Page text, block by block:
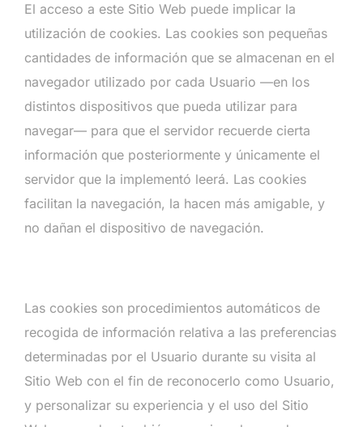
El acceso a este Sitio Web puede implicar la
utilización de cookies. Las cookies son pequeñas
cantidades de información que se almacenan en el
navegador utilizado por cada Usuario —en los
distintos dispositivos que pueda utilizar para
navegar— para que el servidor recuerde cierta
información que posteriormente y únicamente el
servidor que la implementó leerá. Las cookies
facilitan la navegación, la hacen más amigable, y
no dañan el dispositivo de navegación.
Las cookies son procedimientos automáticos de
recogida de información relativa a las preferencias
determinadas por el Usuario durante su visita al
Sitio Web con el fin de reconocerlo como Usuario,
y personalizar su experiencia y el uso del Sitio